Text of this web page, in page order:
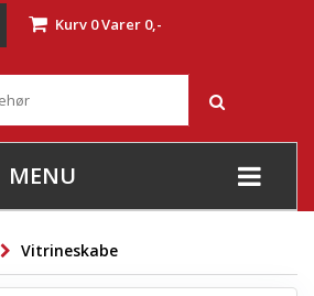
Kurv 0Varer 0,-
MENU
+
Vitrineskabe